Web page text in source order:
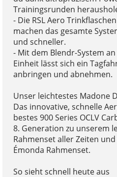
Trainingsrunden
- Die RSL Aero
machen das gesamte
und schneller.
- Mit dem Blendr-System
Einheit lässt sich ein
anbringen und abnehmen.
Unser leichtestes Madone
Das innovative, schnelle
bestes 900 Series OCLV
8. Generation zu unserem
Rahmenset aller Zeiten
Émonda Rahmenset.
So sieht schnell heute aus